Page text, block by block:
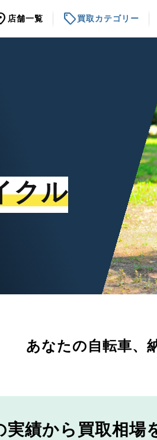
店舗一覧 sell買取カテゴリー
クル
あなたの自転車、
実績から 買取相場